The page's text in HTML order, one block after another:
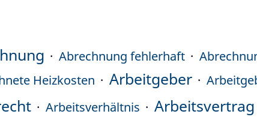
Abrechnung fehlerhaft
Heizkosten Arbeitgeber
Arbeitsverhältnis Arbeitsvertrag